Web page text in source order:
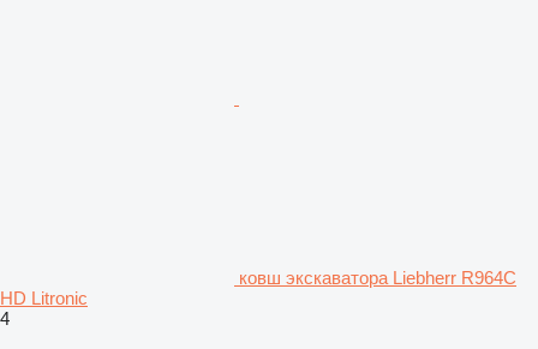
ковш экскаватора Liebherr R964C
HD Litronic
4